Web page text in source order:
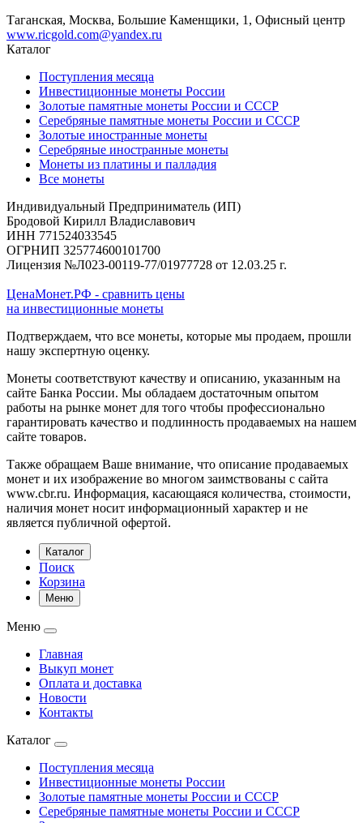
Таганская, Москва, Большие Каменщики, 1, Офисный центр
www.ricgold.com@yandex.ru
Каталог
Поступления месяца
Инвестиционные монеты России
Золотые памятные монеты России и СССР
Серебряные памятные монеты России и СССР
Золотые иностранные монеты
Серебряные иностранные монеты
Монеты из платины и палладия
Все монеты
Индивидуальный Предприниматель (ИП)
Бродовой Кирилл Владиславович
ИНН 771524033545
ОГРНИП 325774600101700
Лицензия №Л023-00119-77/01977728 от 12.03.25 г.
ЦенаМонет.РФ - сравнить цены
на инвестиционные монеты
Подтверждаем, что все монеты, которые мы продаем, прошли
нашу экспертную оценку.
Монеты соответствуют качеству и описанию, указанным на
сайте Банка России. Мы обладаем достаточным опытом
работы на рынке монет для того чтобы профессионально
гарантировать качество и подлинность продаваемых на нашем
сайте товаров.
Также обращаем Ваше внимание, что описание продаваемых
монет и их изображение во многом заимствованы с сайта
www.cbr.ru. Информация, касающаяся количества, стоимости,
наличия монет носит информационный характер и не
является публичной офертой.
Каталог
Поиск
Корзина
Меню
Меню
Главная
Выкуп монет
Оплата и доставка
Новости
Контакты
Каталог
Поступления месяца
Инвестиционные монеты России
Золотые памятные монеты России и СССР
Серебряные памятные монеты России и СССР